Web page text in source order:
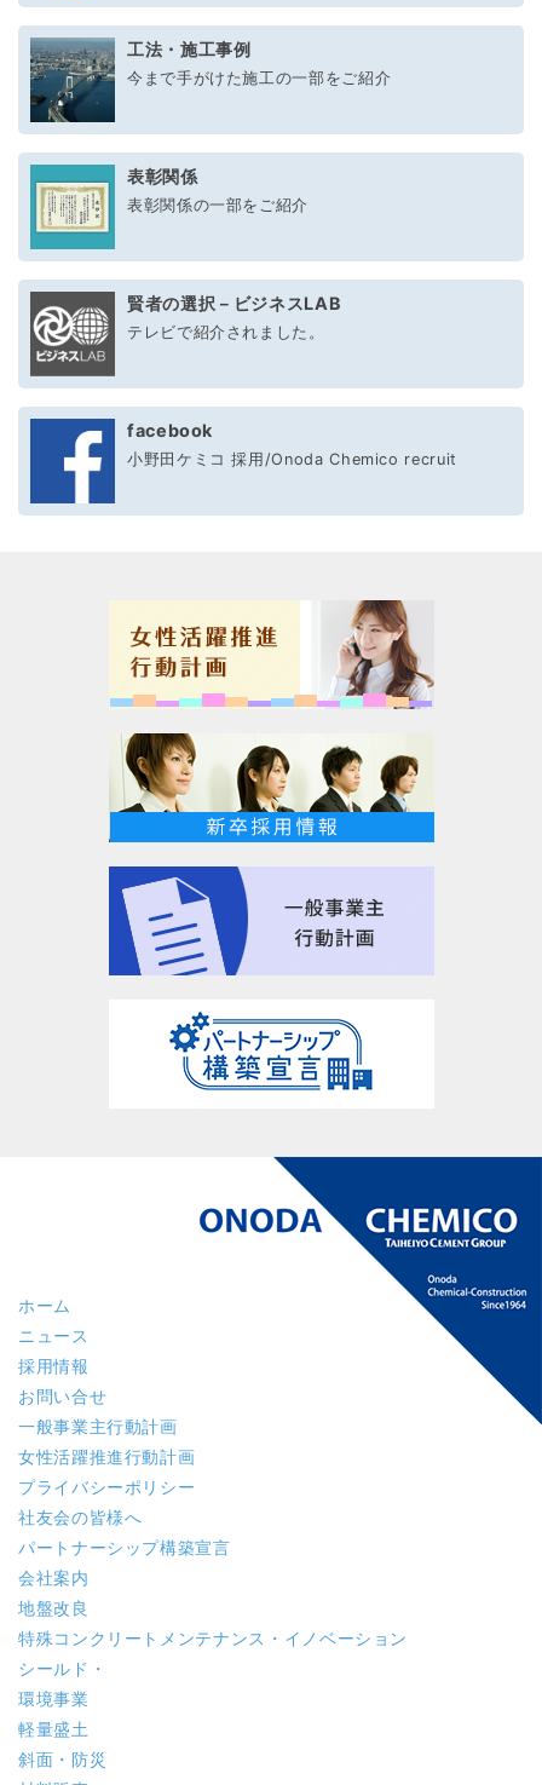
工法・施工事例
今まで手がけた施工の一部をご紹介
表彰関係
表彰関係の一部をご紹介
賢者の選択－ビジネスLAB
テレビで紹介されました。
facebook
小野田ケミコ 採用/Onoda Chemico recruit
ホーム
ニュース
採用情報
お問い合せ
一般事業主行動計画
女性活躍推進行動計画
プライバシーポリシー
社友会の皆様へ
パートナーシップ構築宣言
会社案内
地盤改良
特殊コンクリート メンテナンス・イノベーション
シールド・
環境事業
軽量盛土
斜面・防災